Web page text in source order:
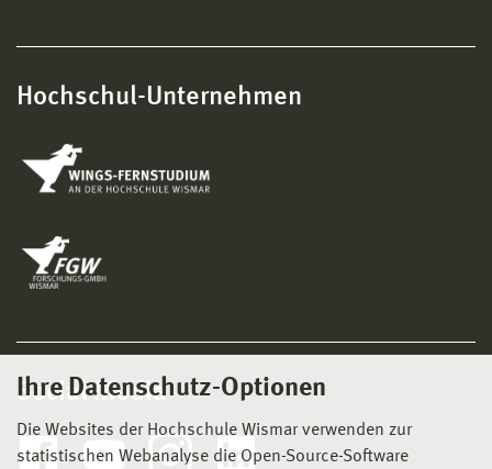
Ihre Datenschutz-Optionen
Die Websites der Hochschule Wismar verwenden zur
statistischen Webanalyse die Open-Source-Software
Hochschul-Unternehmen
Social Media